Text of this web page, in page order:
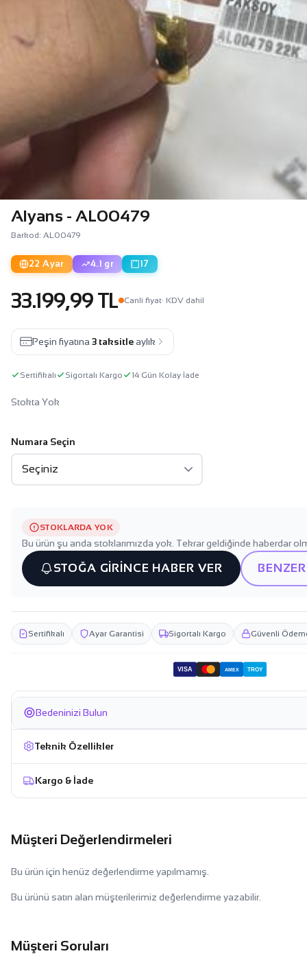
Alyans - AL00479
Barkod: AL00479
22 Ayar 4.1 gr 17
33.199,99 TL Canli fiyat· KDV dahil
Peşin fiyatına 3 taksitle aylık
Sertifikalı Sigortalı Kargo 14 Gün Kolay İade
Stokta Yok
Numara Seçin
STOKLARDA YOK
Bu ürün şu anda stoklarımızda yok. Tekrar geldiğinde haberdar
STOĞA GİRİNCE HABER VER
Sertifikalı Ayar Garantisi Sigortalı Kargo Güvenli
VISA AMEX TROY
Bedeninizi Bulun
Teknik Özellikler
Kargo & İade
Müşteri Değerlendirmeleri
Bu ürün için henüz değerlendirme yapılmamış.
Bu ürünü satın alan müşterilerimiz değerlendirme yazabilir.
Müşteri Soruları